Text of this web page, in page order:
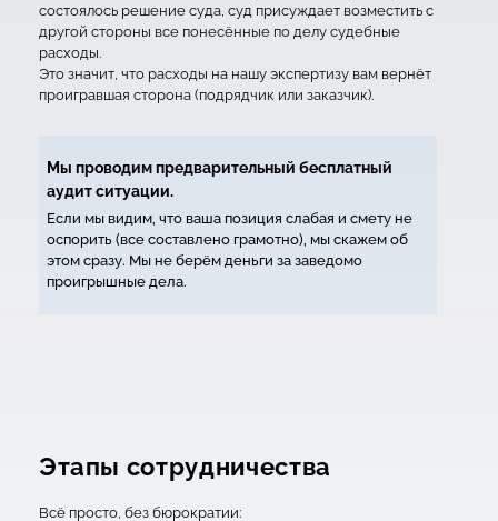
состоялось решение суда, суд присуждает возместить с
другой стороны все понесённые по делу судебные
расходы.
Это значит, что расходы на нашу экспертизу вам вернёт
проигравшая сторона (подрядчик или заказчик).
Мы проводим предварительный бесплатный
аудит ситуации.
Если мы видим, что ваша позиция слабая и смету не
оспорить (все составлено грамотно), мы скажем об
этом сразу. Мы не берём деньги за заведомо
проигрышные дела.
Этапы сотрудничества
Всё просто, без бюрократии: